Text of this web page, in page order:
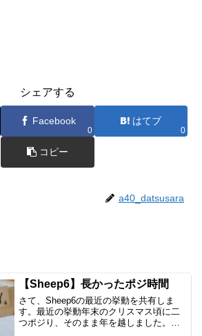
シェアする
Facebook
0
はてブ
0
コピー
a40_datsusara
【Sheep6】長かったポジ時間
さて、Sheep6の最近の挙動を共有しま
す。最近の挙動年末のクリスマス頃に二
つポジり、そのまま年を越しました。本